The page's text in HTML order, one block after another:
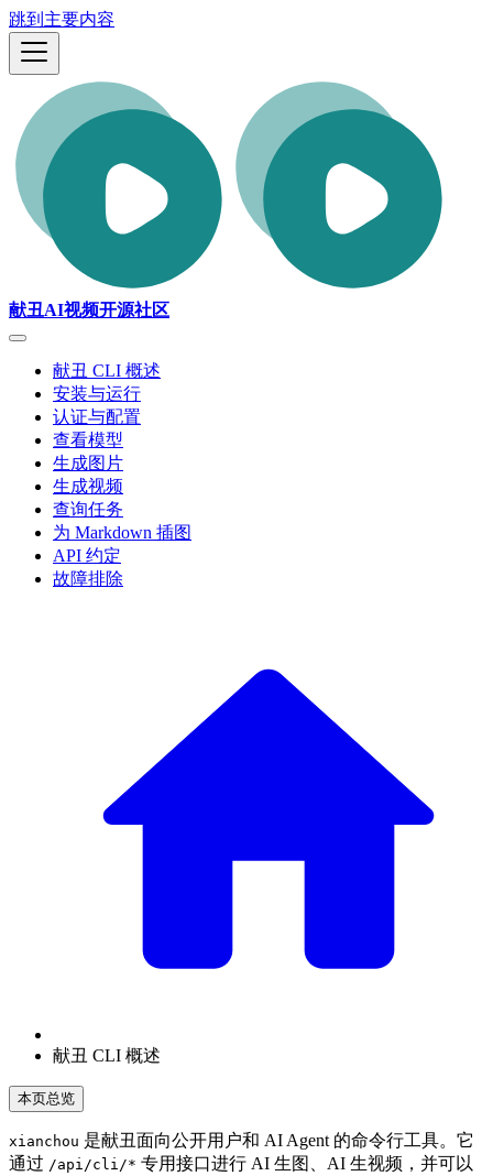
跳到主要内容
献丑AI视频开源社区
献丑 CLI 概述
安装与运行
认证与配置
查看模型
生成图片
生成视频
查询任务
为 Markdown 插图
API 约定
故障排除
献丑 CLI 概述
本页总览
xianchou 是献丑面向公开用户和 AI Agent 的命令行工具。它
通过 /api/cli/* 专用接口进行 AI 生图、AI 生视频，并可以